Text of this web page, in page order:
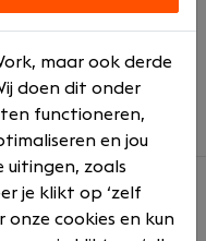
maar ook derde
doen dit onder
functioneren,
en jou
uitingen, zoals
je klikt op ‘zelf
onze cookies en kun